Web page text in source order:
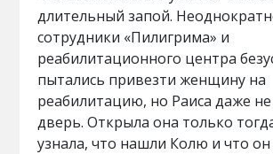
длительный запой.
сотрудники «Пилигрима» и
реабилитационного центра
пытались привезти женщину на
реабилитацию, но Раиса даже
дверь. Открыла она только
узнала, что нашли Колю и что он